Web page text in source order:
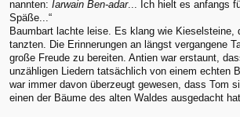
nannten: Iarwain Ben-adar... Ich hielt es anfangs
Späße...“
Baumbart lachte leise. Es klang wie Kieselsteine,
tanzten. Die Erinnerungen an längst vergangene
große Freude zu bereiten. Antien war erstaunt,
unzähligen Liedern tatsächlich von einem echten
war immer davon überzeugt gewesen, dass Tom
einen der Bäume des alten Waldes ausgedacht